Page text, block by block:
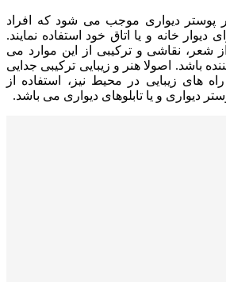
پوستر دیواری موجب می شود که افراد
دیوار خانه و یا اتاق خود استفاده نمایند.
شعر، نقاشی و ترکیبی از این موارد می
باشد. اصولا هنر و زیبایی ترکیبی جدایی
های زیبایی در محیط نیز، استفاده از
دیواری و یا تابلوهای دیواری می باشد.